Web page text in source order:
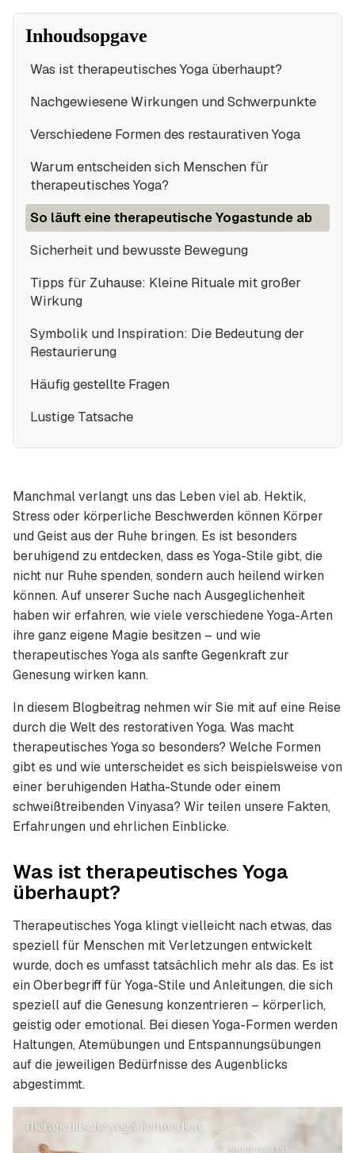
Inhoudsopgave
Was ist therapeutisches Yoga überhaupt?
Nachgewiesene Wirkungen und Schwerpunkte
Verschiedene Formen des restaurativen Yoga
Warum entscheiden sich Menschen für
therapeutisches Yoga?
So läuft eine therapeutische Yogastunde ab
Sicherheit und bewusste Bewegung
Tipps für Zuhause: Kleine Rituale mit großer
Wirkung
Symbolik und Inspiration: Die Bedeutung der
Restaurierung
Häufig gestellte Fragen
Lustige Tatsache
Manchmal verlangt uns das Leben viel ab. Hektik,
Stress oder körperliche Beschwerden können Körper
und Geist aus der Ruhe bringen. Es ist besonders
beruhigend zu entdecken, dass es Yoga-Stile gibt, die
nicht nur Ruhe spenden, sondern auch heilend wirken
können. Auf unserer Suche nach Ausgeglichenheit
haben wir erfahren, wie viele verschiedene Yoga-Arten
ihre ganz eigene Magie besitzen – und wie
therapeutisches Yoga als sanfte Gegenkraft zur
Genesung wirken kann.
In diesem Blogbeitrag nehmen wir Sie mit auf eine Reise
durch die Welt des restorativen Yoga. Was macht
therapeutisches Yoga so besonders? Welche Formen
gibt es und wie unterscheidet es sich beispielsweise von
einer beruhigenden Hatha-Stunde oder einem
schweißtreibenden Vinyasa? Wir teilen unsere Fakten,
Erfahrungen und ehrlichen Einblicke.
Was ist therapeutisches Yoga
überhaupt?
Therapeutisches Yoga klingt vielleicht nach etwas, das
speziell für Menschen mit Verletzungen entwickelt
wurde, doch es umfasst tatsächlich mehr als das. Es ist
ein Oberbegriff für Yoga-Stile und Anleitungen, die sich
speziell auf die Genesung konzentrieren – körperlich,
geistig oder emotional. Bei diesen Yoga-Formen werden
Haltungen, Atemübungen und Entspannungsübungen
auf die jeweiligen Bedürfnisse des Augenblicks
abgestimmt.